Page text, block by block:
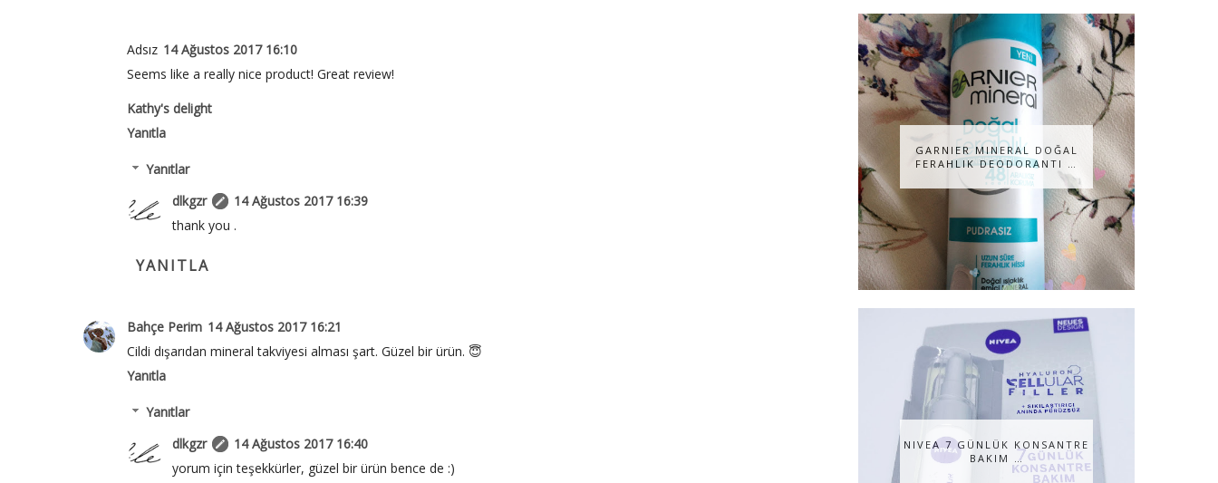
Adsız 14 Ağustos 2017 16:10
Seems like a really nice product! Great review!
Kathy's delight
Yanıtla
Yanıtlar
dlkgzr
14 Ağustos 2017 16:39
thank you .
YANITLA
Bahçe Perim 14 Ağustos 2017 16:21
Cildi dışarıdan mineral takviyesi alması şart. Güzel bir ürün. 😇
Yanıtla
Yanıtlar
dlkgzr
14 Ağustos 2017 16:40
yorum için teşekkürler, güzel bir ürün bence de :)
GARNIER MINERAL DOĞAL
FERAHLIK DEODORANTI …
NIVEA 7 GÜNLÜK KONSANTRE
BAKIM …